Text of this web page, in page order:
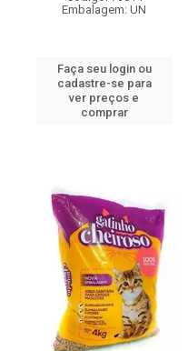
Embalagem: UN
Faça seu login ou
cadastre-se para
ver preços e
comprar